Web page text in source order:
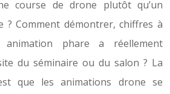
course de drone plutôt qu’un
? Comment démontrer, chiffres à
animation phare a réellement
du séminaire ou du salon ? La
que les animations drone se